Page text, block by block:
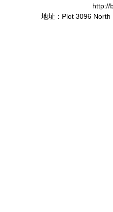
http://
地址：Plot 3096